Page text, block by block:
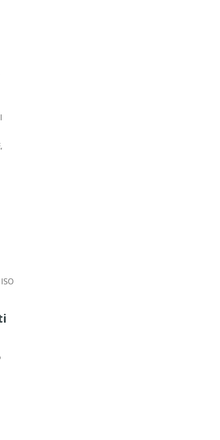
,